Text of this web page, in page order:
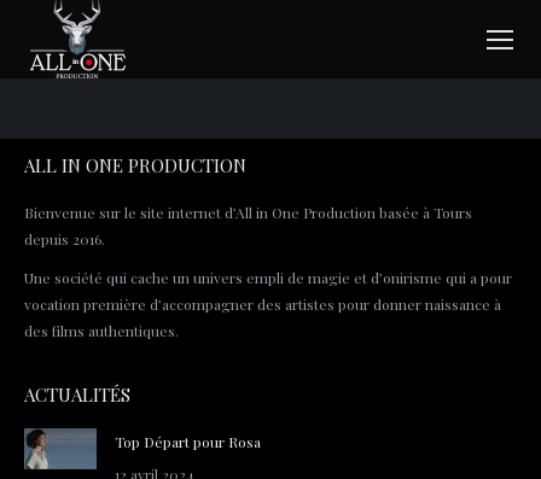
ALL IN ONE PRODUCTION
Bienvenue sur le site internet d’All in One Production basée à Tours
depuis 2016.
Une société qui cache un univers empli de magie et d’onirisme qui a pour
vocation première d’accompagner des artistes pour donner naissance à
des films authentiques.
ACTUALITÉS
Top Départ pour Rosa
12 avril 2024